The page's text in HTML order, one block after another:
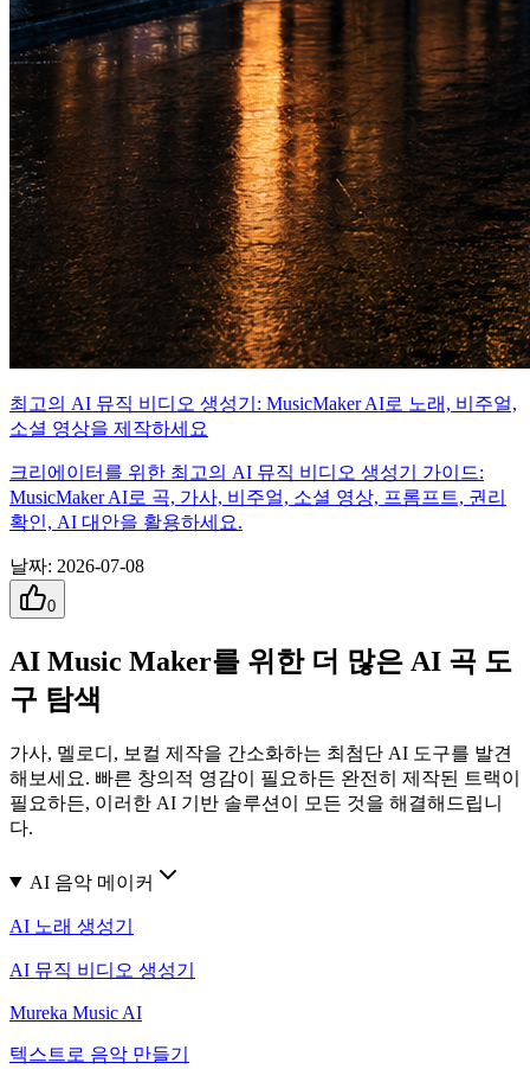
최고의 AI 뮤직 비디오 생성기: MusicMaker AI로 노래, 비주얼,
소셜 영상을 제작하세요
크리에이터를 위한 최고의 AI 뮤직 비디오 생성기 가이드:
MusicMaker AI로 곡, 가사, 비주얼, 소셜 영상, 프롬프트, 권리
확인, AI 대안을 활용하세요.
날짜: 2026-07-08
0
AI Music Maker를 위한 더 많은 AI 곡 도
구 탐색
가사, 멜로디, 보컬 제작을 간소화하는 최첨단 AI 도구를 발견
해보세요. 빠른 창의적 영감이 필요하든 완전히 제작된 트랙이
필요하든, 이러한 AI 기반 솔루션이 모든 것을 해결해드립니
다.
AI 음악 메이커
AI 노래 생성기
AI 뮤직 비디오 생성기
Mureka Music AI
텍스트로 음악 만들기